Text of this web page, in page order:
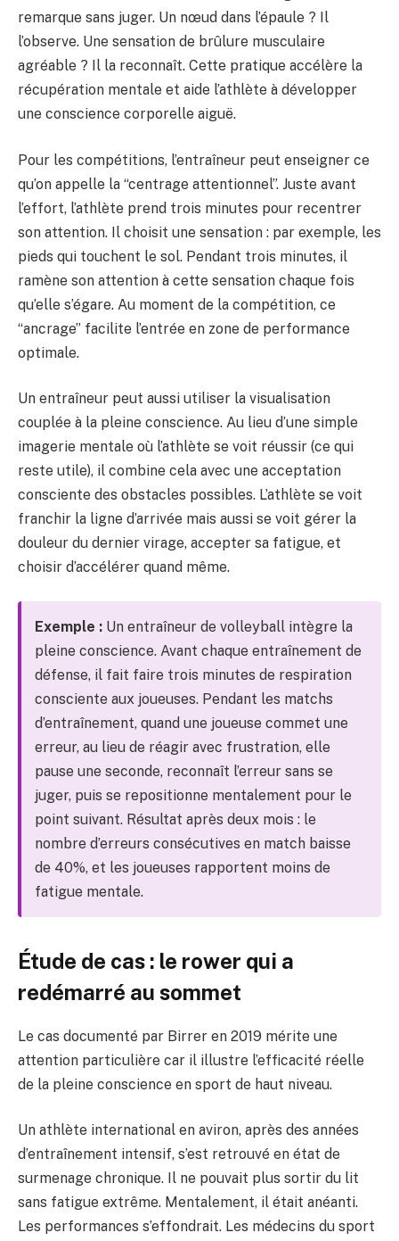
remarque sans juger. Un nœud dans l’épaule ? Il
l’observe. Une sensation de brûlure musculaire
agréable ? Il la reconnaît. Cette pratique accélère la
récupération mentale et aide l’athlète à développer
une conscience corporelle aiguë.
Pour les compétitions, l’entraîneur peut enseigner ce
qu’on appelle la “centrage attentionnel”. Juste avant
l’effort, l’athlète prend trois minutes pour recentrer
son attention. Il choisit une sensation : par exemple, les
pieds qui touchent le sol. Pendant trois minutes, il
ramène son attention à cette sensation chaque fois
qu’elle s’égare. Au moment de la compétition, ce
“ancrage” facilite l’entrée en zone de performance
optimale.
Un entraîneur peut aussi utiliser la visualisation
couplée à la pleine conscience. Au lieu d’une simple
imagerie mentale où l’athlète se voit réussir (ce qui
reste utile), il combine cela avec une acceptation
consciente des obstacles possibles. L’athlète se voit
franchir la ligne d’arrivée mais aussi se voit gérer la
douleur du dernier virage, accepter sa fatigue, et
choisir d’accélérer quand même.
Exemple : Un entraîneur de volleyball intègre la
pleine conscience. Avant chaque entraînement de
défense, il fait faire trois minutes de respiration
consciente aux joueuses. Pendant les matchs
d’entraînement, quand une joueuse commet une
erreur, au lieu de réagir avec frustration, elle
pause une seconde, reconnaît l’erreur sans se
juger, puis se repositionne mentalement pour le
point suivant. Résultat après deux mois : le
nombre d’erreurs consécutives en match baisse
de 40%, et les joueuses rapportent moins de
fatigue mentale.
Étude de cas : le rower qui a
redémarré au sommet
Le cas documenté par Birrer en 2019 mérite une
attention particulière car il illustre l’efficacité réelle
de la pleine conscience en sport de haut niveau.
Un athlète international en aviron, après des années
d’entraînement intensif, s’est retrouvé en état de
surmenage chronique. Il ne pouvait plus sortir du lit
sans fatigue extrême. Mentalement, il était anéanti.
Les performances s’effondrait. Les médecins du sport